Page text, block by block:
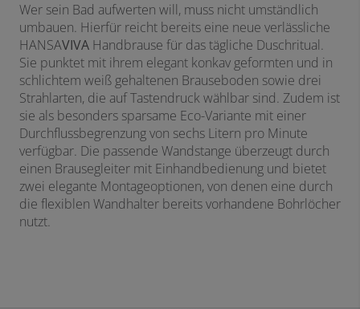
Wer sein Bad aufwerten will, muss nicht umständlich
umbauen. Hierfür reicht bereits eine neue verlässliche
HANSAVIVA Handbrause für das tägliche Duschritual.
Sie punktet mit ihrem elegant konkav geformten und in
schlichtem weiß gehaltenen Brauseboden sowie drei
Strahlarten, die auf Tastendruck wählbar sind. Zudem ist
sie als besonders sparsame Eco-Variante mit einer
Durchflussbegrenzung von sechs Litern pro Minute
verfügbar. Die passende Wandstange überzeugt durch
einen Brausegleiter mit Einhandbedienung und bietet
zwei elegante Montageoptionen, von denen eine durch
die flexiblen Wandhalter bereits vorhandene Bohrlöcher
nutzt.